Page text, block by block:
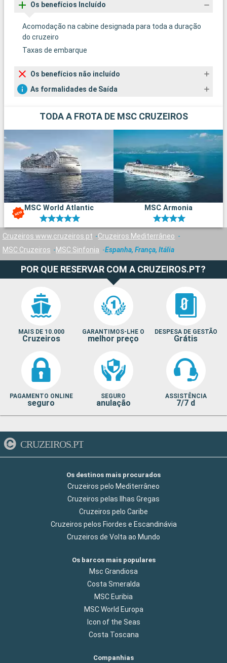
Os benefícios Incluído
Acomodação na cabine designada para toda a duração
do cruzeiro
Taxas de embarque
Os benefícios não incluído
As formalidades de Saída
TODA A FROTA DE MSC CRUZEIROS
MSC World Atlantic MSC Armonia
Cruzeiros www.cruzeiros.pt
Cruzeiros Mediterrâneo
MSC Cruzeiros
MSC Sinfonia Espanha, França, Itália
POR QUE RESERVAR COM A CRUZEIROS.PT?
MAIS DE 10.000
Cruzeiros
GARANTIMOS-LHE O
melhor preço
DESPESA DE GESTÃO
Grátis
PAGAMENTO ONLINE
seguro
SEGURO
anulação
ASSISTÊNCIA
7/7 d
CRUZEIROS.PT
Os destinos mais procurados
Cruzeiros pelo Mediterrâneo
Cruzeiros pelas Ilhas Gregas
Cruzeiros pelo Caribe
Cruzeiros pelos Fiordes e Escandinávia
Cruzeiros de Volta ao Mundo
Os barcos mais populares
Msc Grandiosa
Costa Smeralda
MSC Euribia
MSC World Europa
Icon of the Seas
Costa Toscana
Companhias